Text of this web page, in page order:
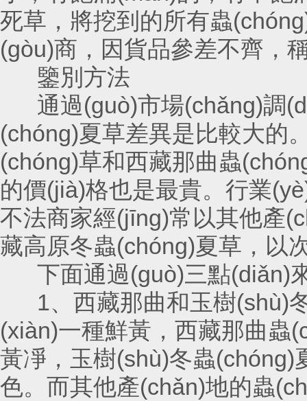
死草，將挖到的所有蟲
(gòu)商，因貨品參差不齊
鑒別方法
通過(guò)市場(chǎng)調(diào)
(chóng)夏草差異是比較大的
(chóng)草和西藏那曲蟲
的價(jià)格也是最貴。行業
不法商家經(jīng)常以其他產
藏高原冬蟲(chóng)夏草，以
下面通過(guò)三點(diǎn)
1、西藏那曲和玉樹(shù)
(xiàn)一種鮮黃，西藏那曲
黃凈，玉樹(shù)冬蟲
色。而其他產(chǎn)地的蟲